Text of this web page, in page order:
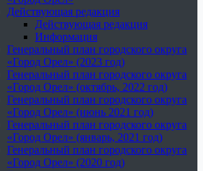
Действующая редакция
Действующая редакция
Информация
Генеральный план городского округа
«Город Орел» (2023 год)
Генеральный план городского округа
«Город Орел» (октябрь, 2022 год)
Генеральный план городского округа
«Город Орел» (июнь 2021 год)
Генеральный план городского округа
«Город Орел» (январь, 2021 год)
Генеральный план городского округа
«Город Орел» (2020 год)